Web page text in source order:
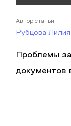
Автор статьи
Рубцова
Проблемы
документов